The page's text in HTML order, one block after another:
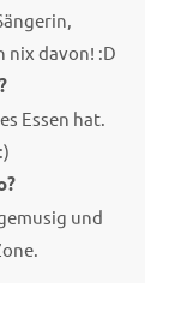
davon! :D
Essen hat.
und